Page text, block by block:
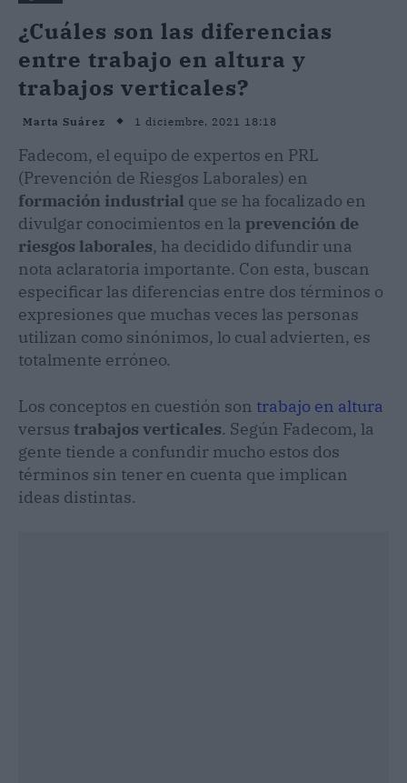
¿Cuáles son las diferencias
entre trabajo en altura y
trabajos verticales?
Marta Suárez 1 diciembre, 2021 18:18
Fadecom, el equipo de expertos en PRL
(Prevención de Riesgos Laborales) en
formación industrial que se ha focalizado en
divulgar conocimientos en la prevención de
riesgos laborales, ha decidido difundir una
nota aclaratoria importante. Con esta, buscan
especificar las diferencias entre dos términos o
expresiones que muchas veces las personas
utilizan como sinónimos, lo cual advierten, es
totalmente erróneo.
Los conceptos en cuestión son trabajo en altura
versus trabajos verticales. Según Fadecom, la
gente tiende a confundir mucho estos dos
términos sin tener en cuenta que implican
ideas distintas.